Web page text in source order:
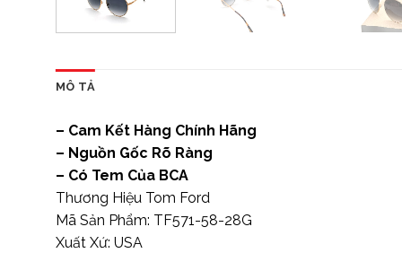
MÔ TẢ
– Cam Kết Hàng Chính Hãng
– Nguồn Gốc Rõ Ràng
– Có Tem Của BCA
Thương Hiệu Tom Ford
Mã Sản Phẩm: TF571-58-28G
Xuất Xứ: USA